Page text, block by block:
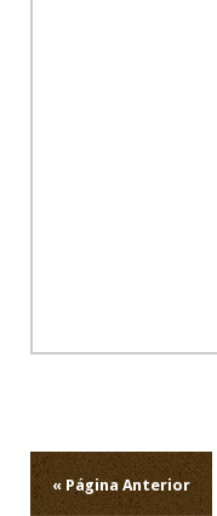
de
artigos
« Página Anterior